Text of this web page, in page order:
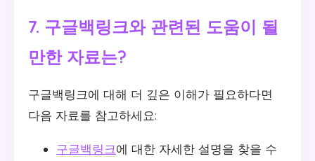
7. 구글백링크와 관련된 도움이 될
만한 자료는?
구글백링크에 대해 더 깊은 이해가 필요하다면
다음 자료를 참고하세요:
구글백링크에 대한 자세한 설명을 찾을 수